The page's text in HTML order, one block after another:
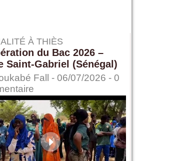
À THIÈS
du Bac 2026 –
Saint-Gabriel (Sénégal)
Fall - 06/07/2026 - 0